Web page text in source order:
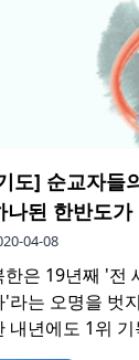
도] 순교자들
나된 한반도가
04-08
한은 19년째 '전
'라는 오명을 벗
내년에도 1위